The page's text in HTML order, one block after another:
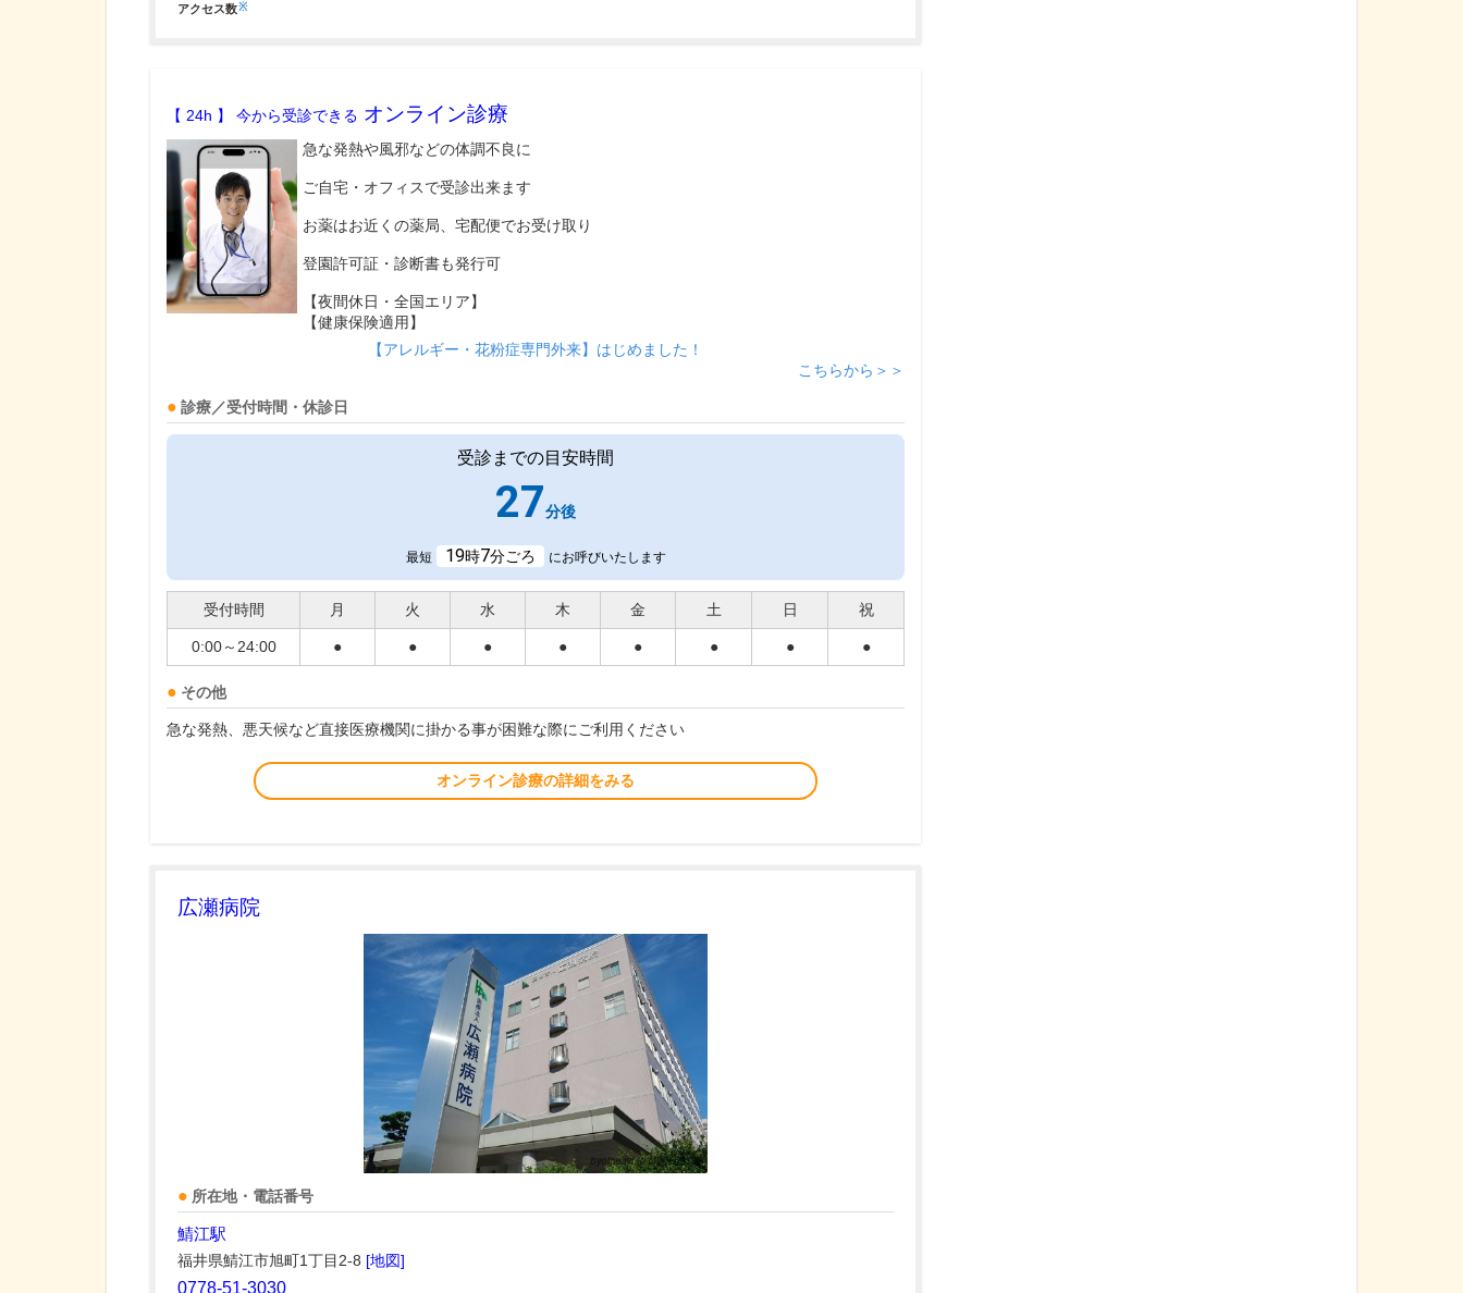
アクセス数※
【 24h 】 今から受診できる オンライン診療
急な発熱や風邪などの体調不良に
ご自宅・オフィスで受診出来ます
お薬はお近くの薬局、宅配便でお受け取り
登園許可証・診断書も発行可
【夜間休日・全国エリア】
【健康保険適用】
【アレルギー・花粉症専門外来】はじめました！
こちらから＞＞
診療／受付時間・休診日
受診までの目安時間
27分後
最短 19時7分ごろ にお呼びいたします
受付時間 月 火 水 木 金 土 日 祝
0:00～24:00 ● ● ● ● ● ● ● ●
その他
急な発熱、悪天候など直接医療機関に掛かる事が困難な際にご利用ください
オンライン診療の詳細をみる
広瀬病院
所在地・電話番号
鯖江駅
福井県鯖江市旭町1丁目2-8 [地図]
0778-51-3030